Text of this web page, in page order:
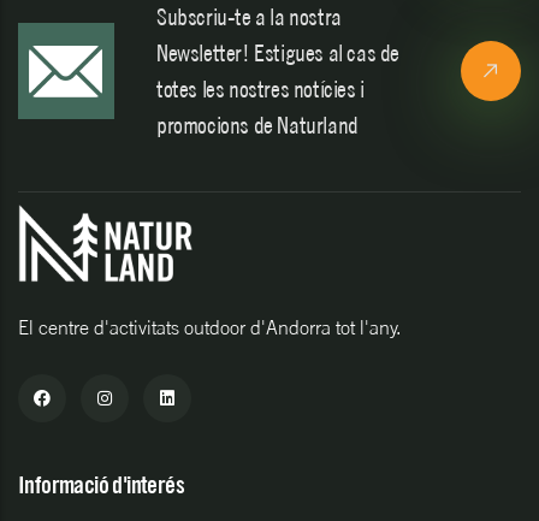
Subscriu-te a la nostra
Newsletter! Estigues al cas de
totes les nostres notícies i
promocions de Naturland
El centre d'activitats outdoor d'Andorra tot l'any.
Informació d'interés